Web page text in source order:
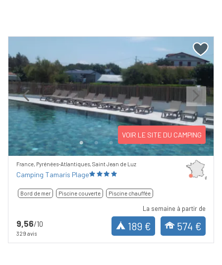
Previous Next
VOIR LE SITE DU CAMPING
France, Pyrénées-Atlantiques, Saint Jean de Luz
Camping Tamaris Plage
Bord de mer Piscine couverte Piscine chauffée
9,56/10
329 avis
La semaine à partir de
189 € 574 €